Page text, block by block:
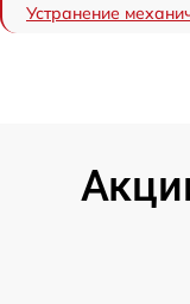
Устранение